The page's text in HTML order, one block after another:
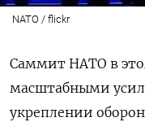
NATO / flickr
Саммит НАТО в
масштабными
укреплении